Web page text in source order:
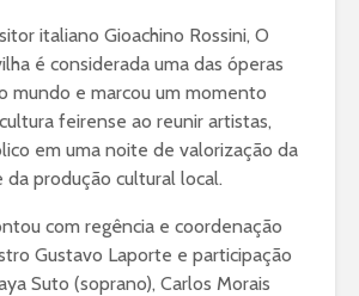
italiano Gioachino Rossini, O
é considerada uma das óperas
mundo e marcou um momento
feirense ao reunir artistas,
em uma noite de valorização da
da produção cultural local.
com regência e coordenação
Gustavo Laporte e participação
Suto (soprano), Carlos Morais